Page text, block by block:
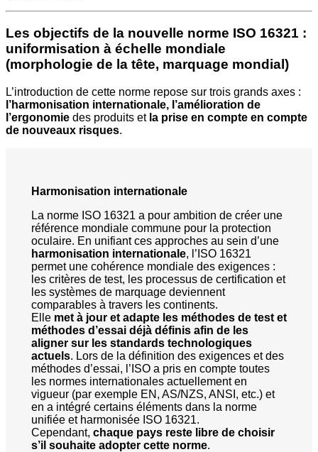
Les objectifs de la nouvelle norme ISO 16321 :
uniformisation à échelle mondiale
(morphologie de la tête, marquage mondial)
L’introduction de cette norme repose sur trois grands axes :
l’harmonisation internationale, l’amélioration de
l’ergonomie des produits et la prise en compte en compte
de nouveaux risques.
Harmonisation internationale
La norme ISO 16321 a pour ambition de créer une
référence mondiale commune pour la protection
oculaire. En unifiant ces approches au sein d’une
harmonisation internationale, l’ISO 16321
permet une cohérence mondiale des exigences :
les critères de test, les processus de certification et
les systèmes de marquage deviennent
comparables à travers les continents.
Elle met à jour et adapte les méthodes de test et
méthodes d’essai déjà définis afin de les
aligner sur les standards technologiques
actuels. Lors de la définition des exigences et des
méthodes d’essai, l’ISO a pris en compte toutes
les normes internationales actuellement en
vigueur (par exemple EN, AS/NZS, ANSI, etc.) et
en a intégré certains éléments dans la norme
unifiée et harmonisée ISO 16321.
Cependant, chaque pays reste libre de choisir
s’il souhaite adopter cette norme.